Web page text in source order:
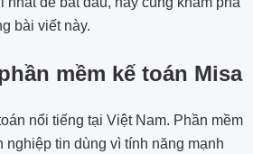
bài viết này.
mềm kế toán Misa
nổi tiếng tại Việt Nam. Phần mềm
tin dùng vì tính năng mạnh